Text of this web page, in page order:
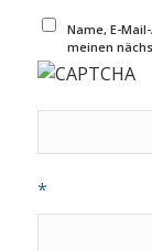
Name, E-
meinen
*